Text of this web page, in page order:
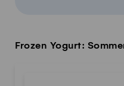
Frozen Yogurt: